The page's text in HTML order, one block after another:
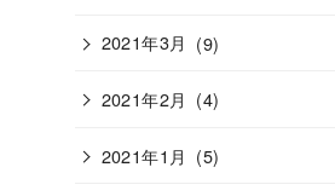
2021年3月 (9)
2021年2月 (4)
2021年1月 (5)